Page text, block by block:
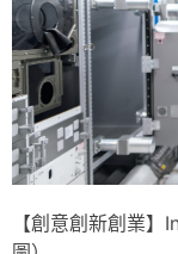
【創意創新創業